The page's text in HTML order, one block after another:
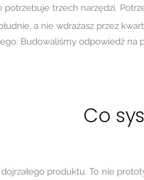
potrzebuje trzech narzędzi.
a nie wdrażasz przez
Budowaliśmy odpowiedź na
Co
produktu. To nie